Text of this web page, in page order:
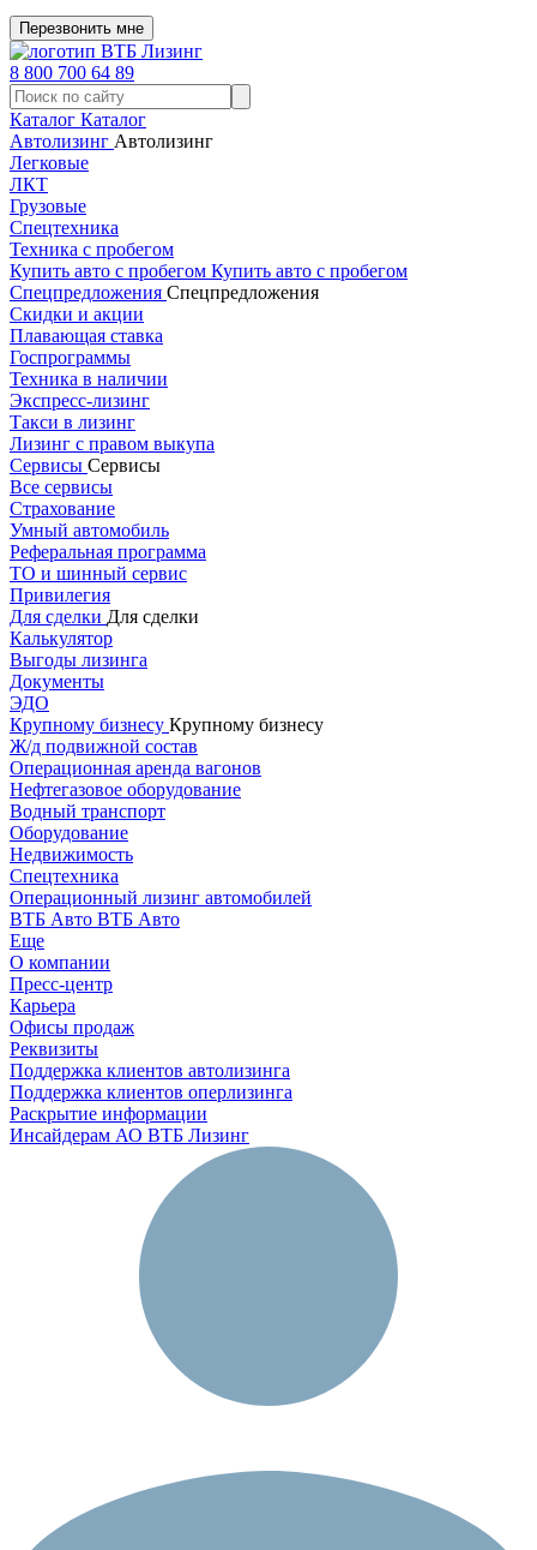
Перезвонить мне
8 800 700 64 89
Каталог Каталог
Автолизинг Автолизинг
Легковые
ЛКТ
Грузовые
Спецтехника
Техника с пробегом
Купить авто с пробегом Купить авто с пробегом
Спецпредложения Спецпредложения
Скидки и акции
Плавающая ставка
Госпрограммы
Техника в наличии
Экспресс-лизинг
Такси в лизинг
Лизинг с правом выкупа
Сервисы Сервисы
Все сервисы
Страхование
Умный автомобиль
Реферальная программа
ТО и шинный сервис
Привилегия
Для сделки Для сделки
Калькулятор
Выгоды лизинга
Документы
ЭДО
Крупному бизнесу Крупному бизнесу
Ж/д подвижной состав
Операционная аренда вагонов
Нефтегазовое оборудование
Водный транспорт
Оборудование
Недвижимость
Спецтехника
Операционный лизинг автомобилей
ВТБ Авто ВТБ Авто
Еще
О компании
Пресс-центр
Карьера
Офисы продаж
Реквизиты
Поддержка клиентов автолизинга
Поддержка клиентов оперлизинга
Раскрытие информации
Инсайдерам АО ВТБ Лизинг